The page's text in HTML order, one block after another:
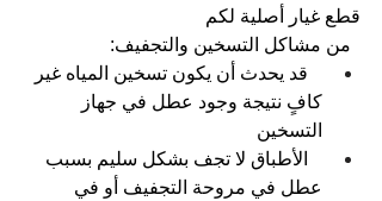
قطع غيار أصلية لكم
من مشاكل التسخين والتجفيف:
قد يحدث أن يكون تسخين المياه غير
كافٍ نتيجة وجود عطل في جهاز
التسخين
الأطباق لا تجف بشكل سليم بسبب
عطل في مروحة التجفيف أو في